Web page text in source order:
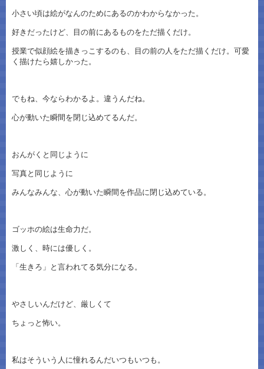
小さい頃は絵がなんのためにあるのかわからなかった。
好きだったけど、目の前にあるものをただ描くだけ。
授業で似顔絵を描きっこするのも、目の前の人をただ描くだけ。可愛
く描けたら嬉しかった。
でもね、今ならわかるよ。違うんだね。
心が動いた瞬間を閉じ込めてるんだ。
おんがくと同じように
写真と同じように
みんなみんな、心が動いた瞬間を作品に閉じ込めている。
ゴッホの絵は生命力だ。
激しく、時には優しく。
「生きろ」と言われてる気分になる。
やさしいんだけど、厳しくて
ちょっと怖い。
私はそういう人に憧れるんだいつもいつも。